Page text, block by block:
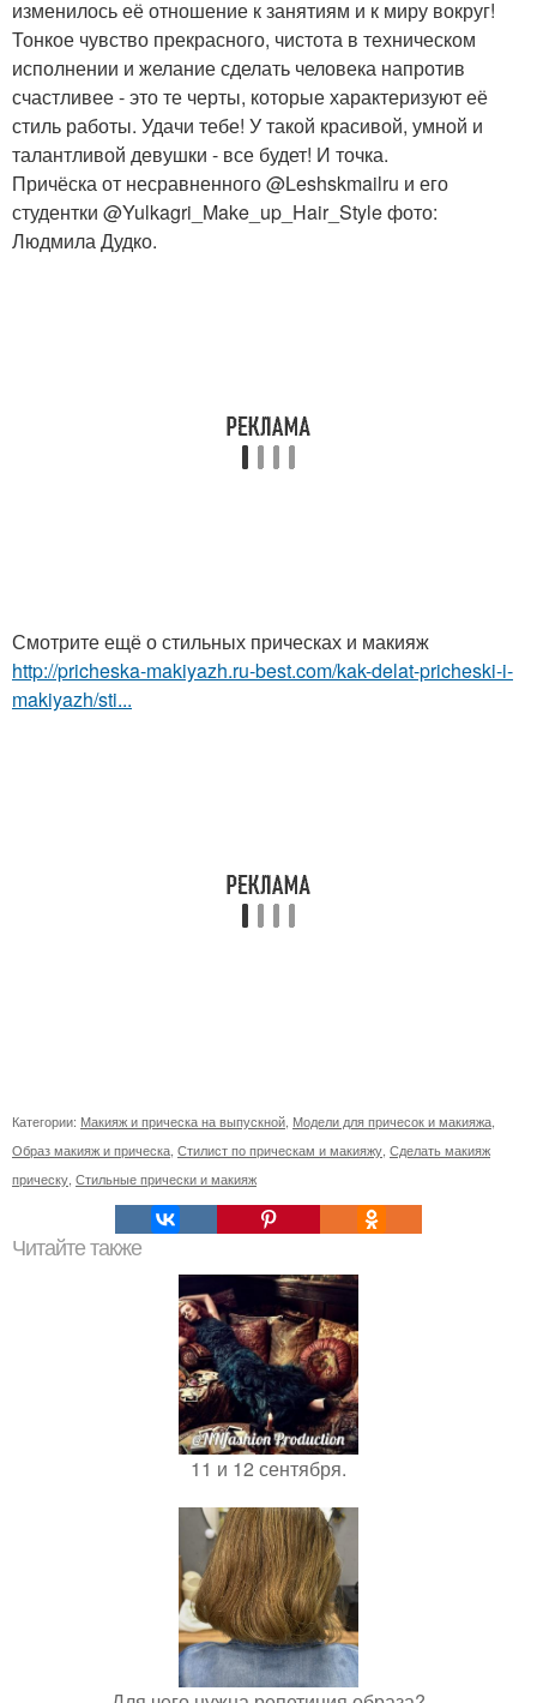
изменилось её отношение к занятиям и к миру вокруг!
Тонкое чувство прекрасного, чистота в техническом
исполнении и желание сделать человека напротив
счастливее - это те черты, которые характеризуют её
стиль работы. Удачи тебе! У такой красивой, умной и
талантливой девушки - все будет! И точка.
Причёска от несравненного @Leshskmailru и его
студентки @Yulkagri_Make_up_Hair_Style фото:
Людмила Дудко.
Смотрите ещё о стильных прическах и макияж
http://pricheska-makiyazh.ru-best.com/kak-delat-pricheski-i-
makiyazh/sti...
Категории: Макияж и прическа на выпускной, Модели для причесок и макияжа,
Образ макияж и прическа, Стилист по прическам и макияжу, Сделать макияж
прическу, Стильные прически и макияж
Читайте также
11 и 12 сентября.